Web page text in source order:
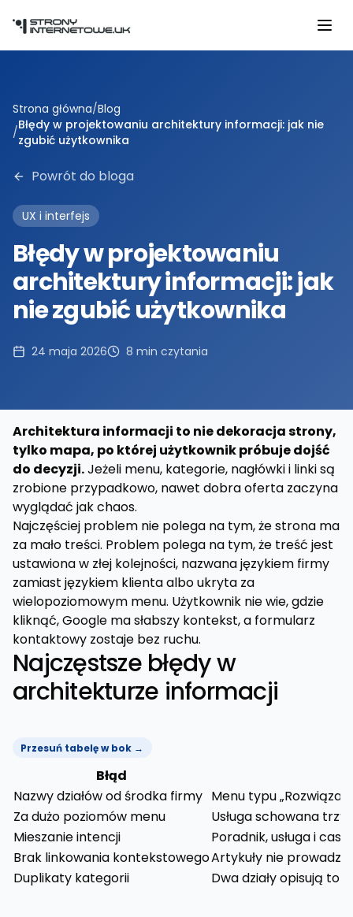
Strona główna/Blog
/Błędy w projektowaniu architektury informacji: jak nie
zgubić użytkownika
Powrót do bloga
UX i interfejs
Błędy w projektowaniu
architektury informacji: jak
nie zgubić użytkownika
24 maja 2026 8 min czytania
Architektura informacji to nie dekoracja strony,
tylko mapa, po której użytkownik próbuje dojść
do decyzji.Jeżeli menu, kategorie, nagłówki i linki są
zrobione przypadkowo, nawet dobra oferta zaczyna
wyglądać jak chaos.
Najczęściej problem nie polega na tym, że strona ma
za mało treści. Problem polega na tym, że treść jest
ustawiona w złej kolejności, nazwana językiem firmy
zamiast językiem klienta albo ukryta za
wielopoziomowym menu. Użytkownik nie wie, gdzie
kliknąć, Google ma słabszy kontekst, a formularz
kontaktowy zostaje bez ruchu.
Najczęstsze błędy w
architekturze informacji
Przesuń tabelę w bok →
Błąd
Nazwy działów od środka firmy Menu typu
Za dużo poziomów menu
Usługa schowana
Mieszanie intencji
Poradnik, usługa i
Brak linkowania kontekstowegoArtykuły nie prowadzą
Duplikaty kategorii
Dwa działy opisują to